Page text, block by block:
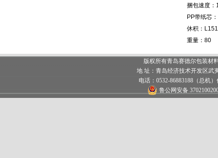
捆包速度：
PP带纸芯：
休积：
重量： 80
版权所有青岛赛德尔包装材
地 址：青岛经济技术开发区武
电话：0532-86883188（总机
鲁公网安备